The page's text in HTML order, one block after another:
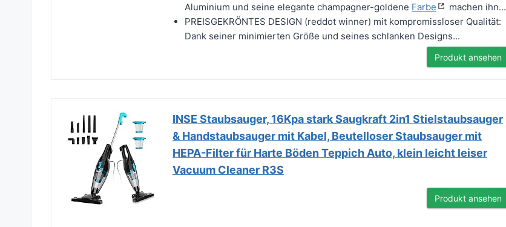
Aluminium und seine elegante champagner-goldene Farbe
machen ihn...
PREISGEKRÖNTES DESIGN (reddot winner) mit kompromissloser Qualität:
Dank seiner minimierten Größe und seines schlanken Designs...
Produkt ansehen
INSE Staubsauger, 16Kpa stark Saugkraft 2in1 Stielstaubsauger
& Handstaubsauger mit Kabel, Beutelloser Staubsauger mit
HEPA-Filter für Harte Böden Teppich Auto, klein leicht leiser
Vacuum Cleaner R3S
Produkt ansehen